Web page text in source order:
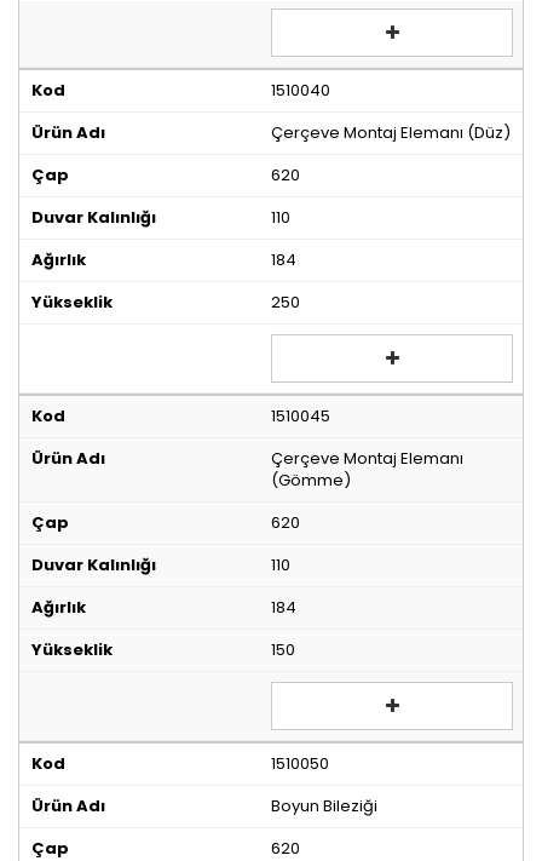
1510040
Çerçeve Montaj Elemanı (Düz)
620
110
184
250
1510045
Çerçeve Montaj Elemanı
(Gömme)
620
110
184
150
1510050
Boyun Bileziği
620